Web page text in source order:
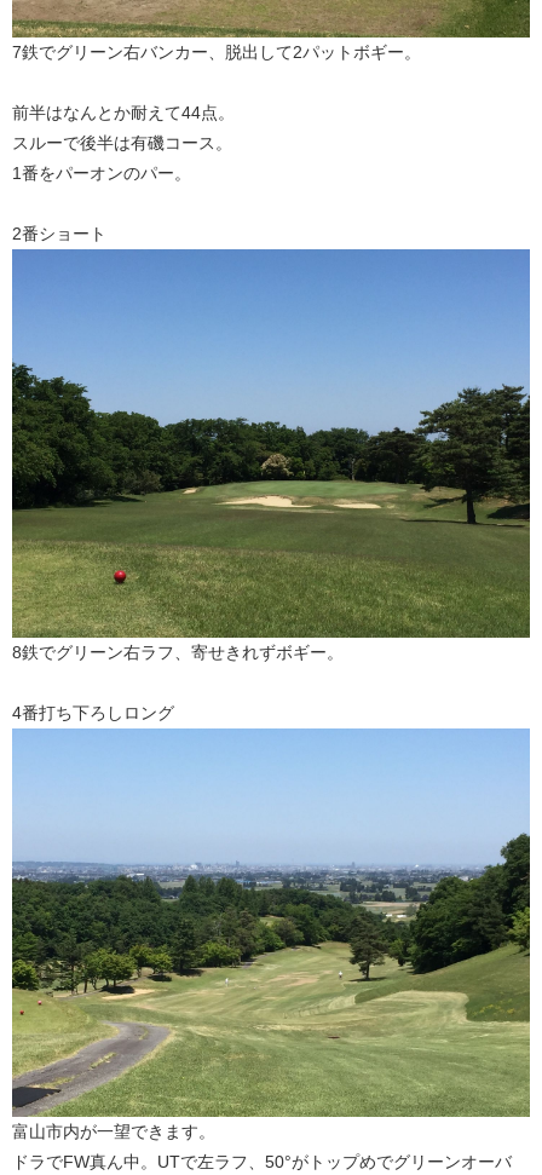
7鉄でグリーン右バンカー、脱出して2パットボギー。
前半はなんとか耐えて44点。
スルーで後半は有磯コース。
1番をパーオンのパー。
2番ショート
8鉄でグリーン右ラフ、寄せきれずボギー。
4番打ち下ろしロング
富山市内が一望できます。
ドラでFW真ん中。UTで左ラフ、50°がトップめでグリーンオーバ